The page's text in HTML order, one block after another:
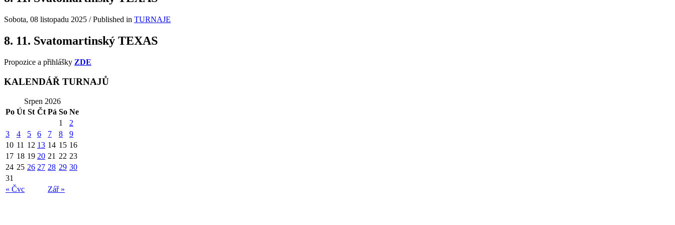
Sobota, 08 listopadu 2025 /Published in TURNAJE
8. 11. Svatomartinský TEXAS
Propozice a přihlášky ZDE
KALENDÁŘ TURNAJŮ
Srpen 2026
Po Út St Čt Pá So Ne
« Čvc Zář »
1
2
3
4 5 6 7 8
9
10 11 12 13 14 15 16
17 18 19 20 21 22 23
24 25 26 27 28 29 30
31